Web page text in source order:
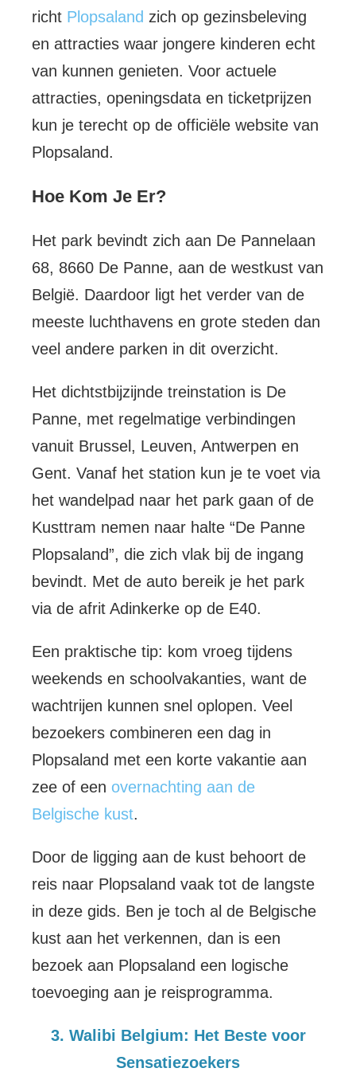
richt Plopsaland zich op gezinsbeleving
en attracties waar jongere kinderen echt
van kunnen genieten. Voor actuele
attracties, openingsdata en ticketprijzen
kun je terecht op de officiële website van
Plopsaland.
Hoe Kom Je Er?
Het park bevindt zich aan De Pannelaan
68, 8660 De Panne, aan de westkust van
België. Daardoor ligt het verder van de
meeste luchthavens en grote steden dan
veel andere parken in dit overzicht.
Het dichtstbijzijnde treinstation is De
Panne, met regelmatige verbindingen
vanuit Brussel, Leuven, Antwerpen en
Gent. Vanaf het station kun je te voet via
het wandelpad naar het park gaan of de
Kusttram nemen naar halte “De Panne
Plopsaland”, die zich vlak bij de ingang
bevindt. Met de auto bereik je het park
via de afrit Adinkerke op de E40.
Een praktische tip: kom vroeg tijdens
weekends en schoolvakanties, want de
wachtrijen kunnen snel oplopen. Veel
bezoekers combineren een dag in
Plopsaland met een korte vakantie aan
zee of een overnachting aan de
Belgische kust.
Door de ligging aan de kust behoort de
reis naar Plopsaland vaak tot de langste
in deze gids. Ben je toch al de Belgische
kust aan het verkennen, dan is een
bezoek aan Plopsaland een logische
toevoeging aan je reisprogramma.
3. Walibi Belgium: Het Beste voor
Sensatiezoekers